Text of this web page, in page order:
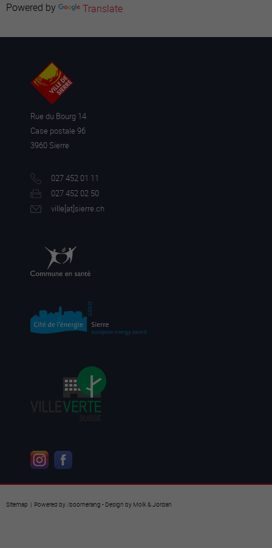
Powered by Translate
Rue du Bourg 14
Case postale 96
3960 Sierre
027 452 01 11
027 452 02 50
ville[at]sierre.ch
Sitemap | Powered by/boomerang - Design by Molk & Jordan